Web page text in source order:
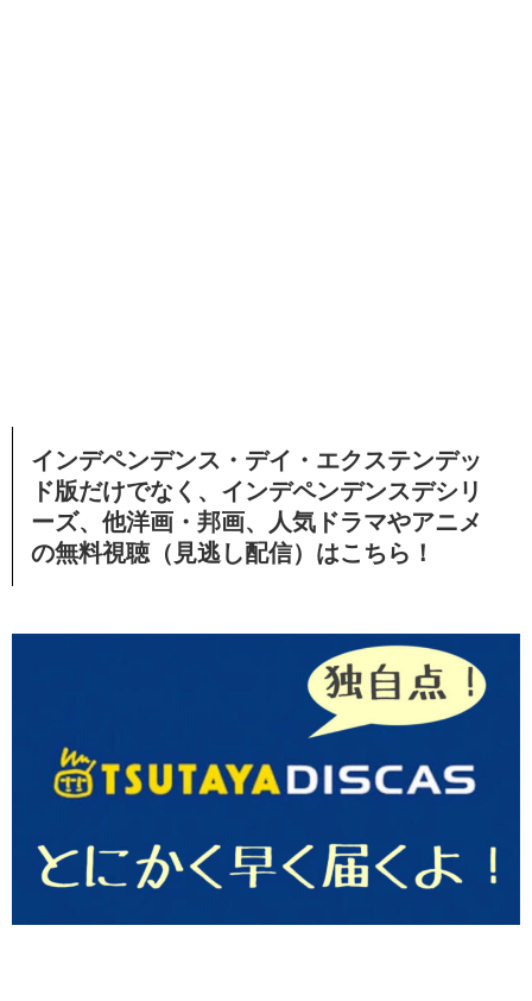
インデペンデンス・デイ・エクステンデッ
ド版だけでなく、インデペンデンスデシリ
ーズ、他洋画・邦画、人気ドラマやアニメ
の無料視聴（見逃し配信） はこちら！